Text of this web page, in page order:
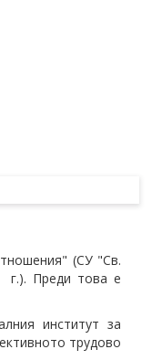
(СУ "Св.
г.). Преди това е
институт за
трудово